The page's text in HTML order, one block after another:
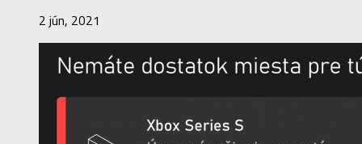
2 jún, 2021